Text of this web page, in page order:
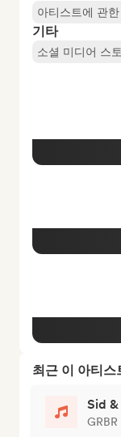
아티스트에 관
기타
소셜 미디어 스
최근 이 아티
Sid
GRBR